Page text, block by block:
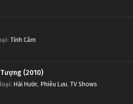
: Tình Cảm
(2010)
: Hài Hước, Phiêu Lưu, TV Shows